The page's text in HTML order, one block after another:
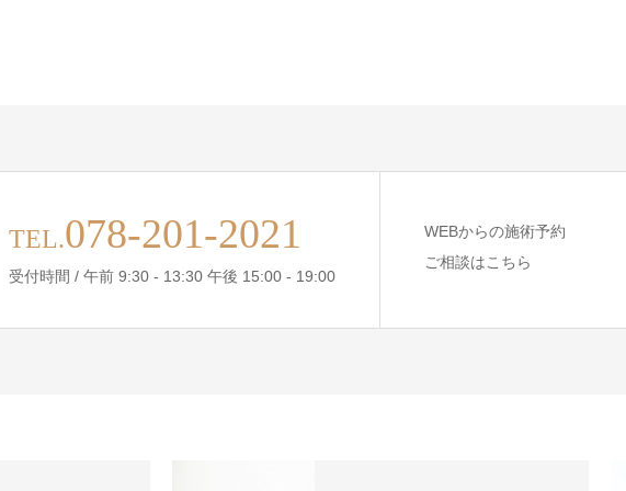
TEL.078-201-2021
受付時間 / 午前 9:30 - 13:30 午後 15:00 - 19:00
WEBからの施術予約
ご相談はこちら